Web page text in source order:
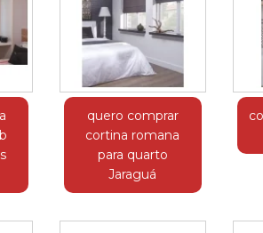
quero comprar
cortina romana
para quarto
Jaraguá